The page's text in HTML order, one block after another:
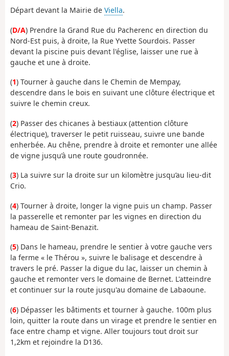
Départ devant la Mairie de Viella.
(D/A) Prendre la Grand Rue du Pacherenc en direction du
Nord-Est puis, à droite, la Rue Yvette Sourdois. Passer
devant la piscine puis devant l'église, laisser une rue à
gauche et une à droite.
(1) Tourner à gauche dans le Chemin de Mempay,
descendre dans le bois en suivant une clôture électrique et
suivre le chemin creux.
(2) Passer des chicanes à bestiaux (attention clôture
électrique), traverser le petit ruisseau, suivre une bande
enherbée. Au chêne, prendre à droite et remonter une allée
de vigne jusqu’à une route goudronnée.
(3) La suivre sur la droite sur un kilomètre jusqu’au lieu-dit
Crio.
(4) Tourner à droite, longer la vigne puis un champ. Passer
la passerelle et remonter par les vignes en direction du
hameau de Saint-Benazit.
(5) Dans le hameau, prendre le sentier à votre gauche vers
la ferme « le Thérou », suivre le balisage et descendre à
travers le pré. Passer la digue du lac, laisser un chemin à
gauche et remonter vers le domaine de Bernet. L'atteindre
et continuer sur la route jusqu'au domaine de Labaoune.
(6) Dépasser les bâtiments et tourner à gauche. 100m plus
loin, quitter la route dans un virage et prendre le sentier en
face entre champ et vigne. Aller toujours tout droit sur
1,2km et rejoindre la D136.